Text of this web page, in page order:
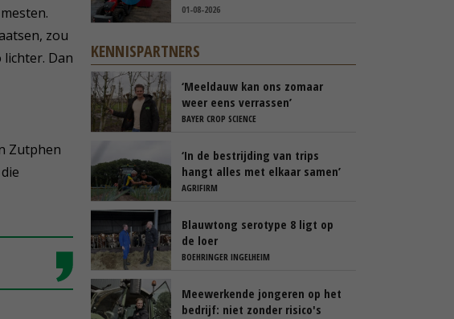
zou
Dan
Zutphen
01-08-2026
KENNISPARTNERS
‘Meeldauw kan ons zomaar
weer eens verrassen’
BAYER CROP SCIENCE
‘In de bestrijding van trips
hangt alles met elkaar samen’
AGRIFIRM
Blauwtong serotype 8 ligt op
de loer
BOEHRINGER INGELHEIM
Meewerkende jongeren op het
bedrijf: niet zonder risico's